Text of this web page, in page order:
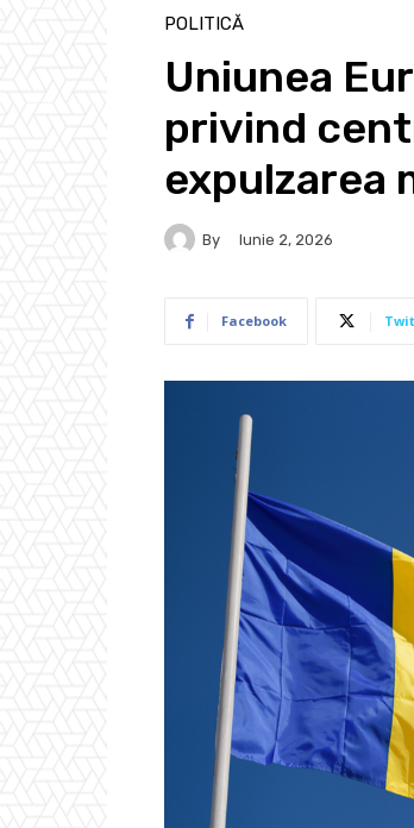
POLITICĂ
Uniunea
privind
expulzarea
By Iunie 2, 2026
Facebook